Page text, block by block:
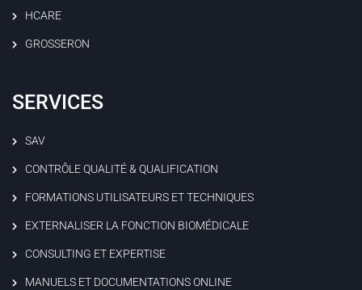
HCARE
GROSSERON
SERVICES
SAV
CONTRÔLE QUALITÉ & QUALIFICATION
FORMATIONS UTILISATEURS ET TECHNIQUES
EXTERNALISER LA FONCTION BIOMÉDICALE
CONSULTING ET EXPERTISE
MANUELS ET DOCUMENTATIONS ONLINE